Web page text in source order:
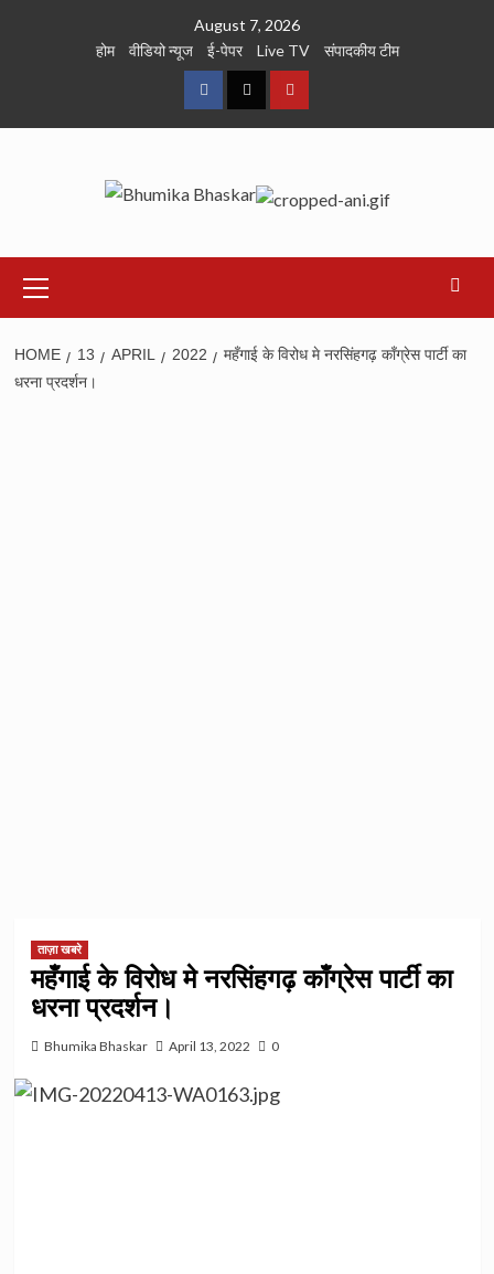
August 7, 2026
होम
वीडियो न्यूज ई-पेपर Live TV संपादकीय टीम
FacebookTwitterYoutube
Menu
HOME 13 APRIL 2022
महँगाई के विरोध मे नरसिंहगढ़ काँग्रेस पार्टी का
धरना प्रदर्शन।
ताज़ा खबरे
महँगाई के विरोध मे नरसिंहगढ़ काँग्रेस पार्टी का
धरना प्रदर्शन।
Bhumika Bhaskar April 13, 2022 0